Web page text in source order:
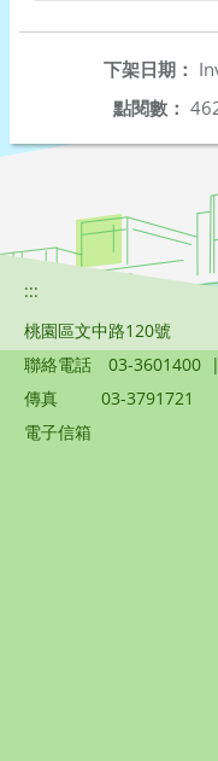
下架日期：
點閱數：
:::
桃園區文中路120號
聯絡電話
03-3601400 |
傳真
03-3791721
電子信箱